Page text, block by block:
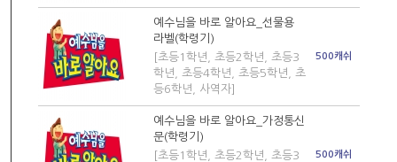
예수님을 바로 알아요_선물용
라벨(학령기)
[초등1학년, 초등2학년, 초등3
학년, 초등4학년, 초등5학년, 초
등6학년, 사역자]
500캐쉬
예수님을 바로 알아요_가정통신
문(학령기)
[초등1학년, 초등2학년, 초등3
500캐쉬